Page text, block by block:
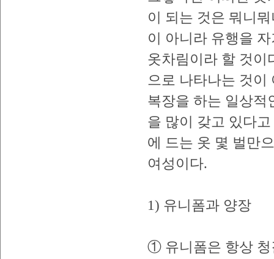
이 되는 것은 뭐니
이 아니라 유행을
옷차림이라 할 것이
으로 나타나는 것이
복장을 하는 일상적
을 많이 갖고 있다
에 드는 옷 몇 벌만
여성이다.
1) 유니폼과 양장
① 유니폼은 항상 청